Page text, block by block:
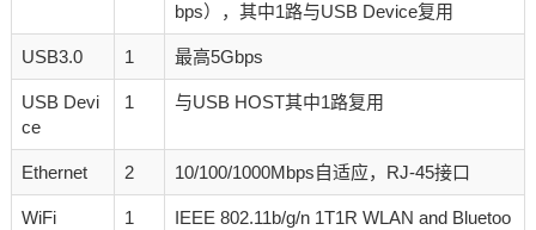
bps），其中1路与USB Device复用
USB3.0 1 最高5Gbps
USB Devi
ce
1 与USB HOST其中1路复用
Ethernet 2 10/100/1000Mbps自适应，RJ-45接口
WiFi 1
IEEE 802.11b/g/n 1T1R WLAN and Bluetoo